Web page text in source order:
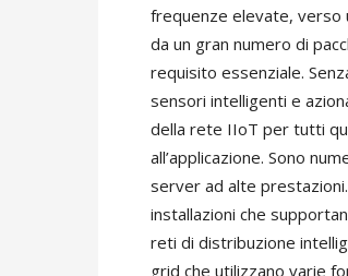
frequenze elevate, verso
da un gran numero di
requisito essenziale.
sensori intelligenti e
della rete IIoT per tutti
all’applicazione. Sono
server ad alte
installazioni che
reti di distribuzione
grid che utilizzano varie